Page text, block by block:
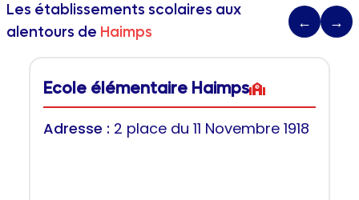
Les établissements scolaires aux
alentours de Haimps
← →
Ecole élémentaire Haimps
Adresse : 2 place du 11 Novembre 1918